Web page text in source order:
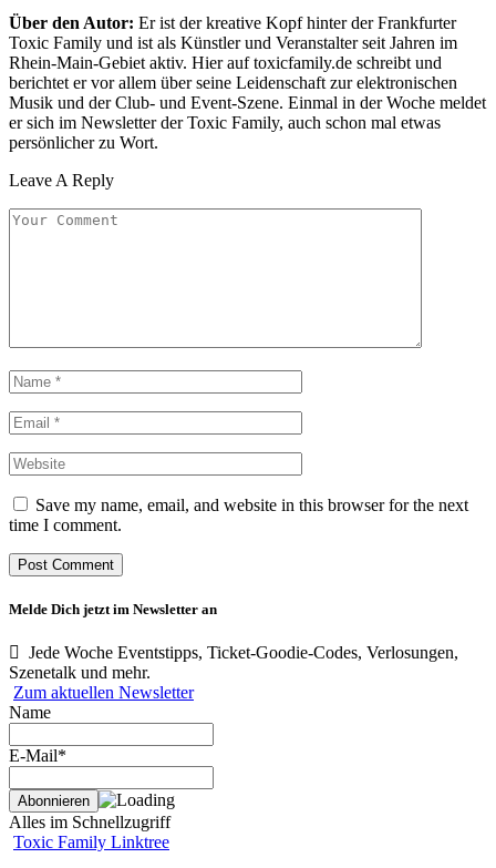
Über den Autor: Er ist der kreative Kopf hinter der Frankfurter
Toxic Family und ist als Künstler und Veranstalter seit Jahren im
Rhein-Main-Gebiet aktiv. Hier auf toxicfamily.de schreibt und
berichtet er vor allem über seine Leidenschaft zur elektronischen
Musik und der Club- und Event-Szene. Einmal in der Woche meldet
er sich im Newsletter der Toxic Family, auch schon mal etwas
persönlicher zu Wort.
Leave A Reply
Save my name, email, and website in this browser for the next
time I comment.
Melde Dich jetzt im Newsletter an
Jede Woche Eventstipps, Ticket-Goodie-Codes, Verlosungen,
Szenetalk und mehr.
Zum aktuellen Newsletter
Name
E-Mail*
Alles im Schnellzugriff
Toxic Family Linktree